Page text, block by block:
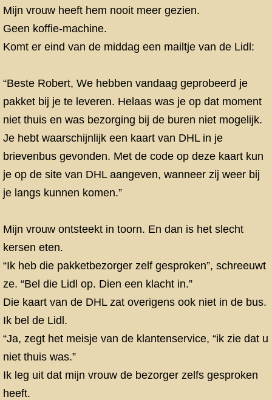
Mijn vrouw heeft hem nooit meer gezien.
Geen koffie-machine.
Komt er eind van de middag een mailtje van de Lidl:
“Beste Robert, We hebben vandaag geprobeerd je
pakket bij je te leveren. Helaas was je op dat moment
niet thuis en was bezorging bij de buren niet mogelijk.
Je hebt waarschijnlijk een kaart van DHL in je
brievenbus gevonden. Met de code op deze kaart kun
je op de site van DHL aangeven, wanneer zij weer bij
je langs kunnen komen.”
Mijn vrouw ontsteekt in toorn. En dan is het slecht
kersen eten.
“Ik heb die pakketbezorger zelf gesproken”, schreeuwt
ze. “Bel die Lidl op. Dien een klacht in.”
Die kaart van de DHL zat overigens ook niet in de bus.
Ik bel de Lidl.
“Ja, zegt het meisje van de klantenservice, “ik zie dat u
niet thuis was.”
Ik leg uit dat mijn vrouw de bezorger zelfs gesproken
heeft.